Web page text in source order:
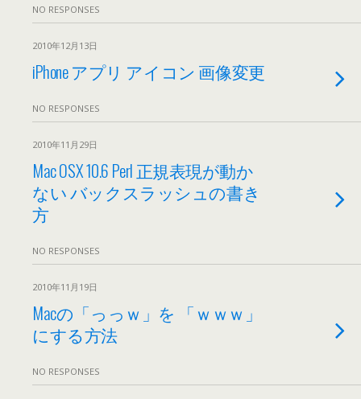
NO RESPONSES
2010年12月13日
iPhone アプリ アイコン 画像変更
NO RESPONSES
2010年11月29日
Mac OSX 10.6 Perl 正規表現が動か
ない バックスラッシュの書き
方
NO RESPONSES
2010年11月19日
Macの「っっｗ」を 「ｗｗｗ」
にする方法
NO RESPONSES